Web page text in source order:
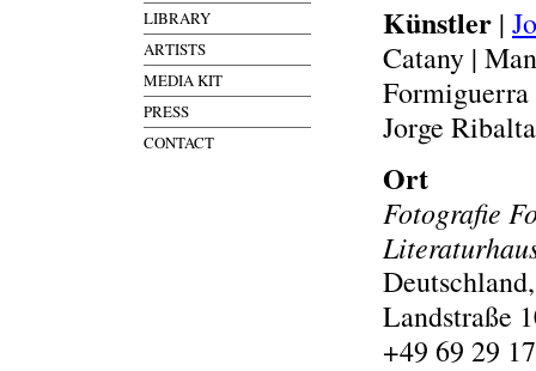
LIBRARY
ARTISTS
MEDIA KIT
PRESS
CONTACT
Künstler |
Catany |
Jorge
Ort
Fotografie
Landstraße
+49 69 29